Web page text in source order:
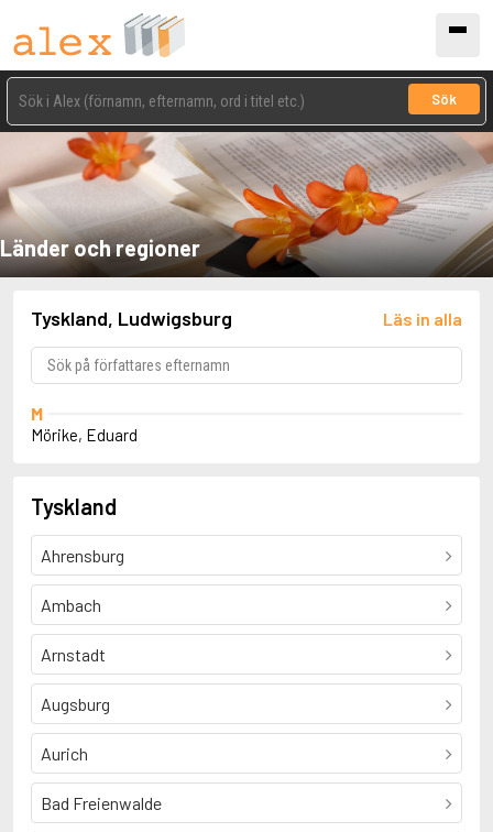
Sök
Länder och regioner
Tyskland, Ludwigsburg Läs in alla
M
Mörike, Eduard
Tyskland
Ahrensburg
Ambach
Arnstadt
Augsburg
Aurich
Bad Freienwalde